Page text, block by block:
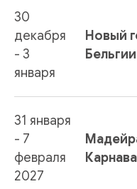
30
декабря
- 3
января
Новый
Бельгии
31 января
- 7
февраля
2027